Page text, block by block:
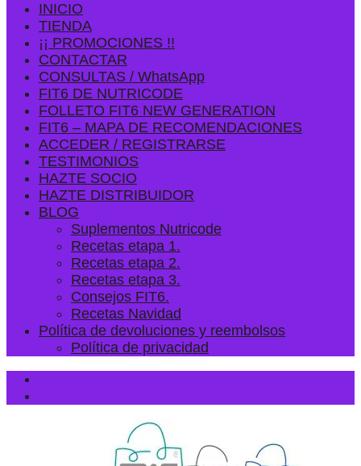
INICIO
TIENDA
¡¡ PROMOCIONES !!
CONTACTAR
CONSULTAS / WhatsApp
FIT6 DE NUTRICODE
FOLLETO FIT6 NEW GENERATION
FIT6 – MAPA DE RECOMENDACIONES
ACCEDER / REGISTRARSE
TESTIMONIOS
HAZTE SOCIO
HAZTE DISTRIBUIDOR
BLOG
Suplementos Nutricode
Recetas etapa 1.
Recetas etapa 2.
Recetas etapa 3.
Consejos FIT6.
Recetas Navidad
Política de devoluciones y reembolsos
Política de privacidad